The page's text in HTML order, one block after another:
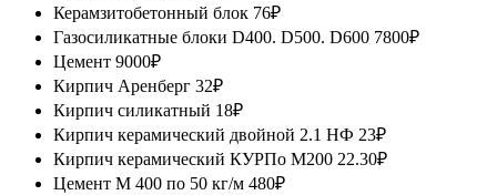
Керамзитобетонный блок 76₽
Газосиликатные блоки D400. D500. D600 7800₽
Цемент 9000₽
Кирпич Аренберг 32₽
Кирпич силикатный 18₽
Кирпич керамический двойной 2.1 НФ 23₽
Кирпич керамический КУРПо М200 22.30₽
Цемент М 400 по 50 кг/м 480₽